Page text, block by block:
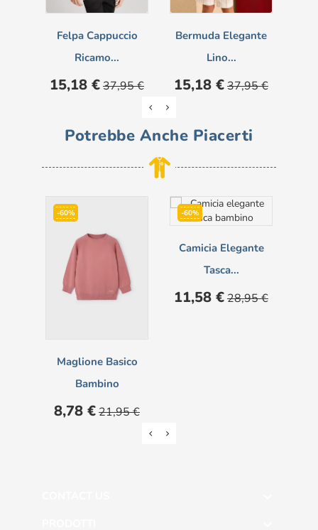
Felpa Cappuccio
Ricamo...
Prezzo
15,18 € Prezzo
base
37,95 €
Bermuda Elegante
Lino...
Prezzo
15,18 € Prezzo
base
37,95 €
Potrebbe Anche Piacerti
-60%
Maglione Basico
Bambino
Prezzo
8,78 € Prezzo
base
21,95 €
-60%
Camicia Elegante
Tasca...
Prezzo
11,58 € Prezzo
base
28,95 €